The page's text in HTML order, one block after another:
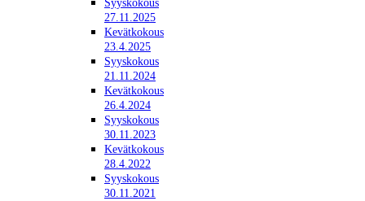
Syyskokous
27.11.2025
Kevätkokous
23.4.2025
Syyskokous
21.11.2024
Kevätkokous
26.4.2024
Syyskokous
30.11.2023
Kevätkokous
28.4.2022
Syyskokous
30.11.2021